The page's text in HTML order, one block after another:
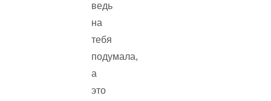
ведь
на
тебя
подумала,
а
это